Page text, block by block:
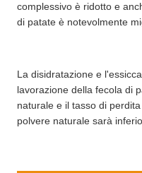
complessivo è ridotto e
di patate è notevolmente
La disidratazione e
lavorazione della fecola di
naturale e il tasso di
polvere naturale sarà